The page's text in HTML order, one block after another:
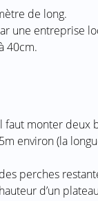
de long.
une entreprise
40cm.
faut monter deux
environ (la
perches
d’un